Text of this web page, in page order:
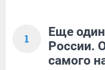
1
Еще
России.
самого